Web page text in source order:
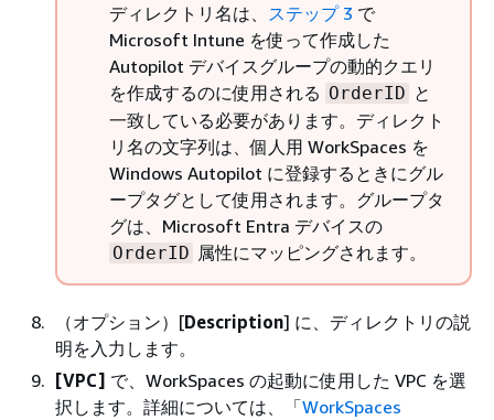
ディレクトリ名は、 ステップ 3 で
Microsoft Intune を使って作成した
Autopilot デバイスグループの動的クエリ
を作成するのに使用される OrderID と
一致している必要があります。ディレクト
リ名の文字列は、個人用 WorkSpaces を
Windows Autopilot に登録するときにグル
ープタグとして使用されます。グループタ
グは、Microsoft Entra デバイスの
OrderID 属性にマッピングされます。
（オプション）[Description] に、ディレクトリの説
明を入力します。
[VPC] で、WorkSpaces の起動に使用した VPC を選
択します。詳細については、「WorkSpaces